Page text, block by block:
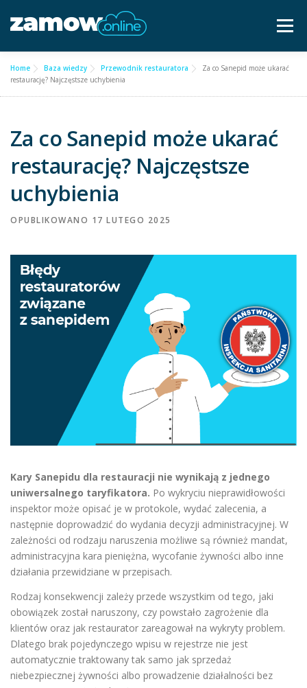
do
Menu
Dla gastronomii ▿ Częste pytania
Baza wiedzy Kontakt ▿
Bezpłatna konsultacja
Home Baza wiedzy Przewodnik restauratora
Za co Sanepid może ukarać
restaurację? Najczęstsze uchybienia
Za co Sanepid może ukarać
restaurację? Najczęstsze
uchybienia
OPUBLIKOWANO 17 LUTEGO 2025
Kary Sanepidu dla restauracji nie wynikają z jednego
uniwersalnego taryfikatora. Po wykryciu nieprawidłowości
inspektor może opisać je w protokole, wydać zalecenia, a
następnie doprowadzić do wydania decyzji administracyjnej. W
zależności od rodzaju naruszenia możliwe są również mandat,
administracyjna kara pieniężna, wycofanie żywności albo inne
działania przewidziane w przepisach.
Rodzaj konsekwencji zależy przede wszystkim od tego, jaki
obowiązek został naruszony, czy powstało zagrożenie dla
klientów oraz jak restaurator zareagował na wykryty problem.
Dlatego brak pojedynczego wpisu w rejestrze nie jest
automatycznie traktowany tak samo jak sprzedaż
niebezpiecznej żywności albo prowadzenie działalności bez